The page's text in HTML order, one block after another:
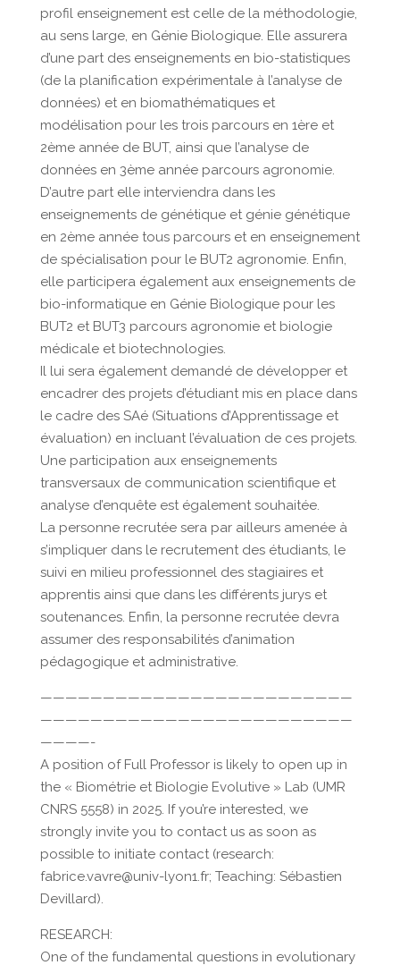
profil enseignement est celle de la méthodologie,
au sens large, en Génie Biologique. Elle assurera
d’une part des enseignements en bio-statistiques
(de la planification expérimentale à l’analyse de
données) et en biomathématiques et
modélisation pour les trois parcours en 1ère et
2ème année de BUT, ainsi que l’analyse de
données en 3ème année parcours agronomie.
D’autre part elle interviendra dans les
enseignements de génétique et génie génétique
en 2ème année tous parcours et en enseignement
de spécialisation pour le BUT2 agronomie. Enfin,
elle participera également aux enseignements de
bio-informatique en Génie Biologique pour les
BUT2 et BUT3 parcours agronomie et biologie
médicale et biotechnologies.
Il lui sera également demandé de développer et
encadrer des projets d’étudiant mis en place dans
le cadre des SAé (Situations d’Apprentissage et
évaluation) en incluant l’évaluation de ces projets.
Une participation aux enseignements
transversaux de communication scientifique et
analyse d’enquête est également souhaitée.
La personne recrutée sera par ailleurs amenée à
s’impliquer dans le recrutement des étudiants, le
suivi en milieu professionnel des stagiaires et
apprentis ainsi que dans les différents jurys et
soutenances. Enfin, la personne recrutée devra
assumer des responsabilités d’animation
pédagogique et administrative.
—————————————————————————
—————————————————————————
————-
A position of Full Professor is likely to open up in
the « Biométrie et Biologie Evolutive » Lab (UMR
CNRS 5558) in 2025. If you’re interested, we
strongly invite you to contact us as soon as
possible to initiate contact (research:
fabrice.vavre@univ-lyon1.fr; Teaching: Sébastien
Devillard).
RESEARCH:
One of the fundamental questions in evolutionary